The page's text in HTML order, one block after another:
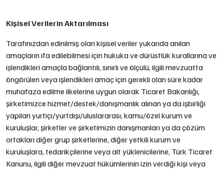
Kişisel Verilerin Aktarılması
Tarafınızdan edinilmiş olan kişisel veriler yukarıda anılan
amaçların ifa edilebilmesi için hukuka ve dürüstlük kurallarına ve
işlendikleri amaçla bağlantılı, sınırlı ve ölçülü, ilgili mevzuatta
öngörülen veya işlendikleri amaç için gerekli olan süre kadar
muhafaza edilme ilkelerine uygun olarak Ticaret Bakanlığı,
şirketimizce hizmet/destek/danışmanlık alınan ya da işbirliği
yapılan yurtiçi/yurtdışı/uluslararası, kamu/özel kurum ve
kuruluşlar, şirketler ve şirketimizin danışmanları ya da çözüm
ortakları diğer grup şirketlerine, diğer yetkili kurum ve
kuruluşlara, tedarikçilerine veya alt yüklenicilerine, Türk Ticaret
Kanunu, ilgili diğer mevzuat hükümlerinin izin verdiği kişi veya